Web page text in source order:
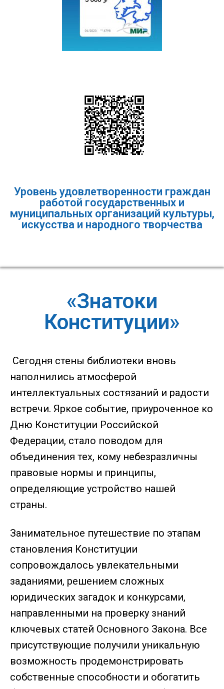
Уровень удовлетворенности граждан
работой государственных и
муниципальных организаций культуры,
искусства и народного творчества
«Знатоки
Конституции»
Сегодня стены библиотеки вновь
наполнились атмосферой
интеллектуальных состязаний и радости
встречи. Яркое событие, приуроченное ко
Дню Конституции Российской
Федерации, стало поводом для
объединения тех, кому небезразличны
правовые нормы и принципы,
определяющие устройство нашей
страны.
Занимательное путешествие по этапам
становления Конституции
сопровождалось увлекательными
заданиями, решением сложных
юридических загадок и конкурсами,
направленными на проверку знаний
ключевых статей Основного Закона. Все
присутствующие получили уникальную
возможность продемонстрировать
собственные способности и обогатить